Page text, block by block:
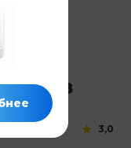
65C18
3,0